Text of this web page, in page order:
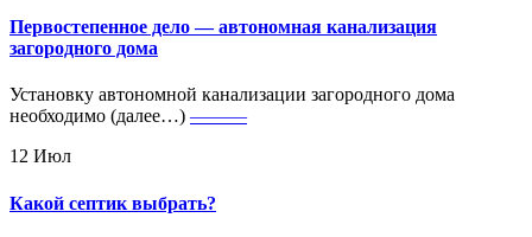
Первостепенное дело — автономная канализация
загородного дома
Установку автономной канализации загородного дома
необходимо (далее…) ———
12 Июл
Какой септик выбрать?